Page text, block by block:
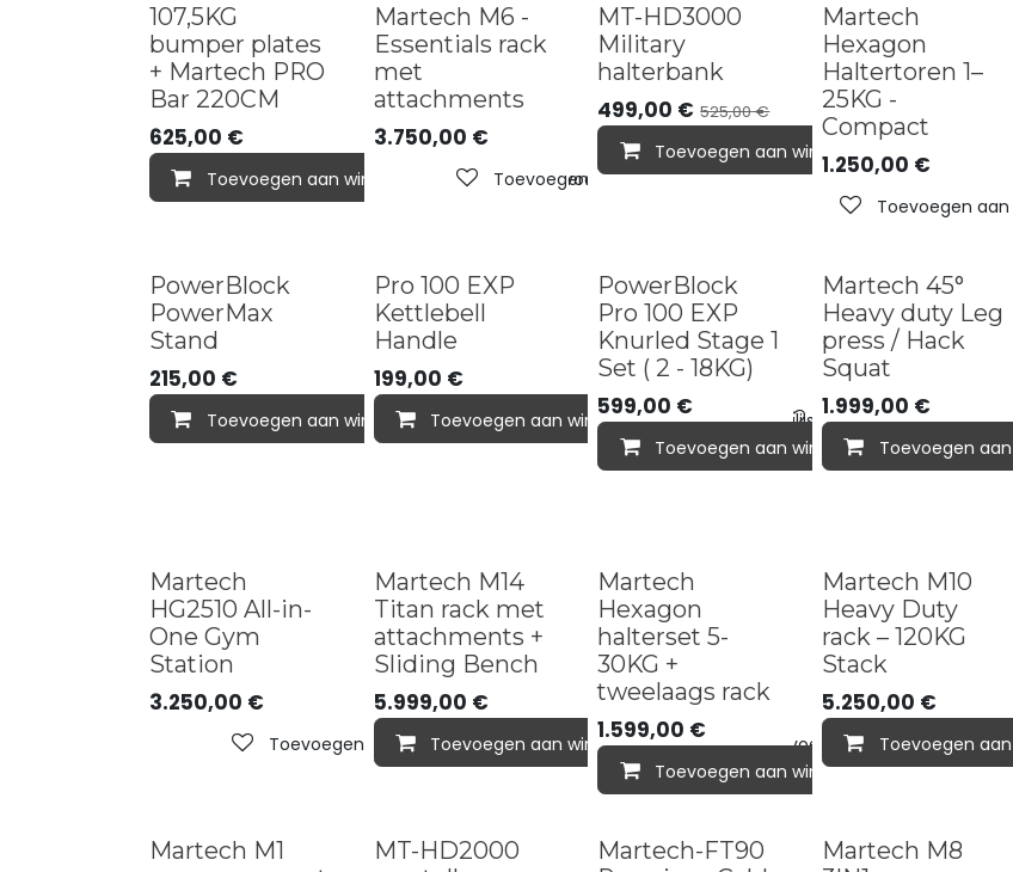
107,5KG
bumper plates
+ Martech PRO
Bar 220CM
625,00 €
Toevoegen aan winkelmandje Toevoegen aan verlanglijst
Martech M6 -
Essentials rack
met
attachments
3.750,00 €
Toevoegen aan verlanglijst
MT-HD3000
Military
halterbank
499,00 € 525,00€
Toevoegen aan winkelmandje
Martech
Hexagon
Haltertoren 1–
25KG -
Compact
1.250,00 €
Toevoegen aan
PowerBlock
PowerMax
Stand
215,00 €
Toevoegen aan winkelmandje Toevoegen aan verlanglijst
Pro 100 EXP
Kettlebell
Handle
199,00 €
Toevoegen aan winkelmandje Toevoegen aan
PowerBlock
Pro 100 EXP
Knurled Stage 1
Set ( 2 - 18KG)
599,00 €
Toevoegen aan winkelmandje
Heavy-duty
Martech 45°
Heavy duty Leg
press / Hack
Squat
1.999,00 €
Toevoegen aan
Best seller
Martech
HG2510 All-in-
One Gym
Station
3.250,00 €
Toevoegen aan verlanglijst
New in
Martech M14
Titan rack met
attachments +
Sliding Bench
5.999,00 €
Toevoegen aan winkelmandje Toevoegen aan verlanglijst
Martech
Hexagon
halterset 5-
30KG +
tweelaags rack
1.599,00 €
Toevoegen aan winkelmandje
Heavy-duty
Martech M10
Heavy Duty
rack – 120KG
Stack
5.250,00 €
Toevoegen aan
Martech M1
MT-HD2000
Martech-FT90
Martech M8